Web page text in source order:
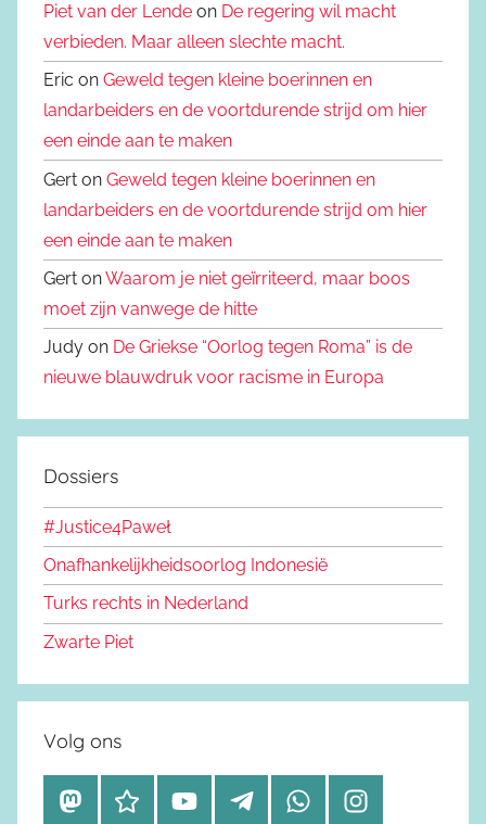
Piet van der Lende on De regering wil macht
verbieden. Maar alleen slechte macht.
Eric on Geweld tegen kleine boerinnen en
landarbeiders en de voortdurende strijd om hier
een einde aan te maken
Gert on Geweld tegen kleine boerinnen en
landarbeiders en de voortdurende strijd om hier
een einde aan te maken
Gert onWaarom je niet geïrriteerd, maar boos
moet zijn vanwege de hitte
Judy on De Griekse “Oorlog tegen Roma” is de
nieuwe blauwdruk voor racisme in Europa
Dossiers
#Justice4Paweł
Onafhankelijkheidsoorlog Indonesië
Turks rechts in Nederland
Zwarte Piet
Volg ons
M
B
Y
T
W
I